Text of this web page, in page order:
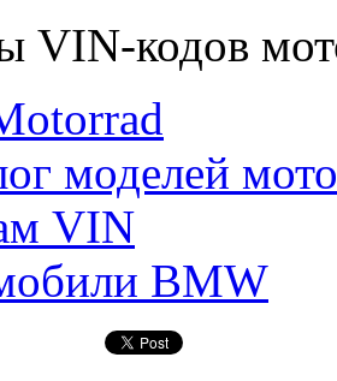
VIN-кодов
моделей
VIN
BMW